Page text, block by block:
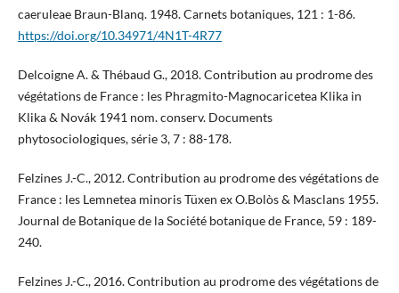
caeruleae Braun-Blanq. 1948. Carnets botaniques, 121 : 1-86.
https://doi.org/10.34971/4N1T-4R77
Delcoigne A. & Thébaud G., 2018. Contribution au prodrome des
végétations de France : les Phragmito-Magnocaricetea Klika in
Klika & Novák 1941 nom. conserv. Documents
phytosociologiques, série 3, 7 : 88-178.
Felzines J.-C., 2012. Contribution au prodrome des végétations de
France : les Lemnetea minoris Tüxen ex O.Bolòs & Masclans 1955.
Journal de Botanique de la Société botanique de France, 59 : 189-
240.
Felzines J.-C., 2016. Contribution au prodrome des végétations de